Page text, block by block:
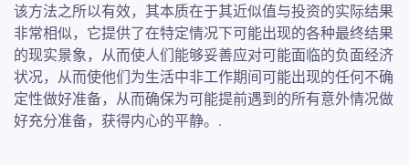
该方法之所以有效，其本质在于其近似值与投资的实际结果
非常相似，它提供了在特定情况下可能出现的各种最终结果
的现实景象，从而使人们能够妥善应对可能面临的负面经济
状况，从而使他们为生活中非工作期间可能出现的任何不确
定性做好准备，从而确保为可能提前遇到的所有意外情况做
好充分准备，获得内心的平静。.